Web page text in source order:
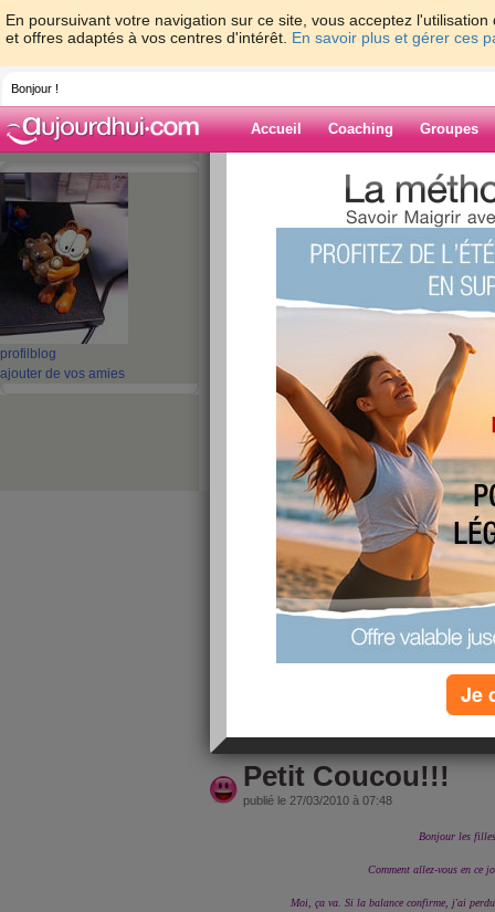
En poursuivant votre navigation sur ce site, vous acceptez
et offres adaptés à vos centres d'intérêt. En savoir plus et gérer ces
Bonjour !
Accueil Coaching Groupes
profil blog
ajouter de vos amies
>
Blog de
3 4
un petit coucou!!!
publié le 31/03/2010 à 16:20
Coucou les
Comment allez-
Merci pour tous vos messages,
Pour moi, ça va. Le régime a des hauts et des
maintient.
Côté boulot, je me suis expliquée
qui c'est passé, rien à voir avec moi mais
me bourre d'antalgiques et le matin, j'ai le
consultation avec
Petit Coucou!!!
publié le 27/03/2010 à 07:48
Bonjour les
Comment allez-vous en ce
Moi, ça va. Si la balance confirme, j'ai
Je